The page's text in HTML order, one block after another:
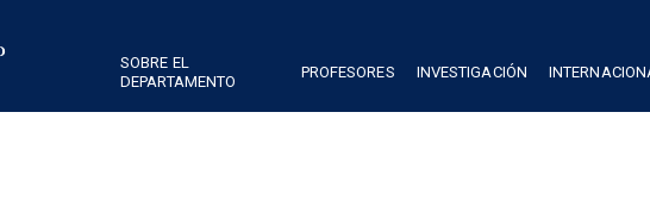
SOBRE EL
DEPARTAMENTO
PROFESORES INVESTIGACIÓN